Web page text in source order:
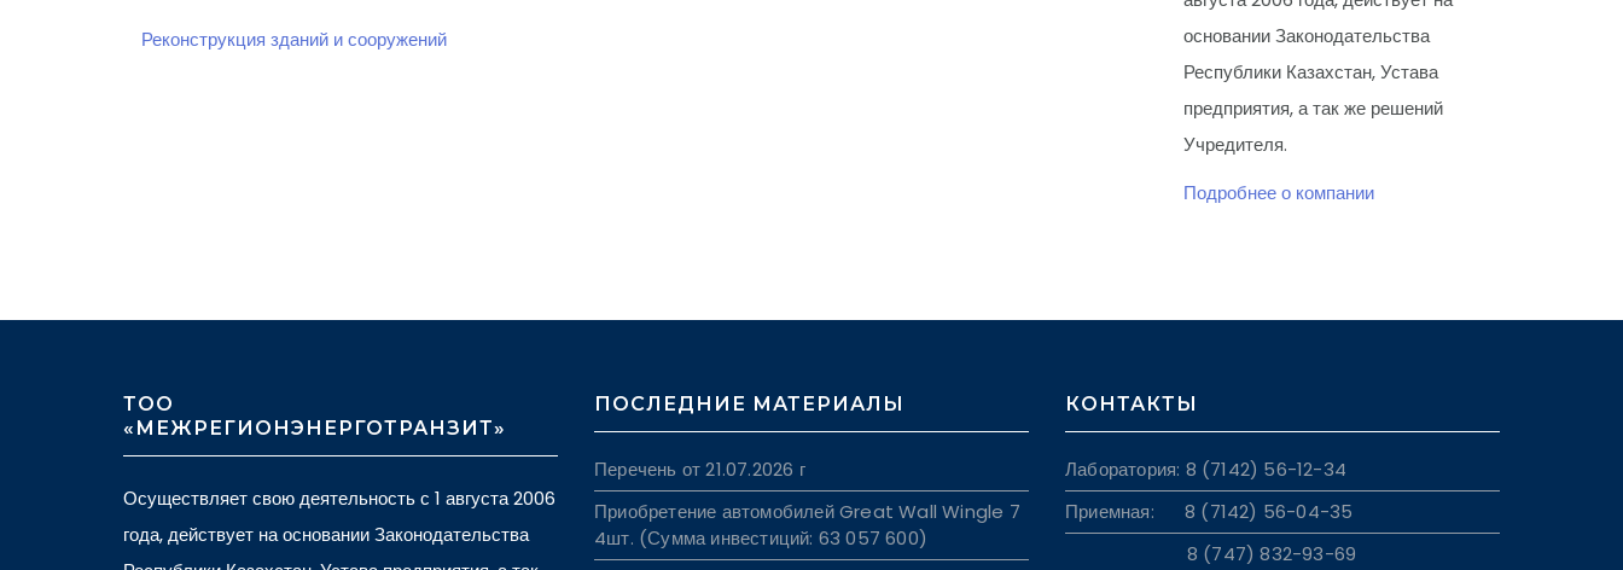
Реконструкция зданий и сооружений
основании Законодательства
Республики Казахстан, Устава
предприятия, а так же решений
Учредителя.
Подробнее о компании
ТОО
«МЕЖРЕГИОНЭНЕРГОТРАНЗИТ»
Осуществляет свою деятельность с 1 августа 2006
года, действует на основании Законодательства
ПОСЛЕДНИЕ МАТЕРИАЛЫ
Перечень от 21.07.2026 г
Приобретение автомобилей Great Wall Wingle 7
4шт. (Сумма инвестиций: 63 057 600)
КОНТАКТЫ
Лаборатория: 8 (7142) 56-12-34
Приемная: 8 (7142) 56-04-35
8 (747) 832-93-69